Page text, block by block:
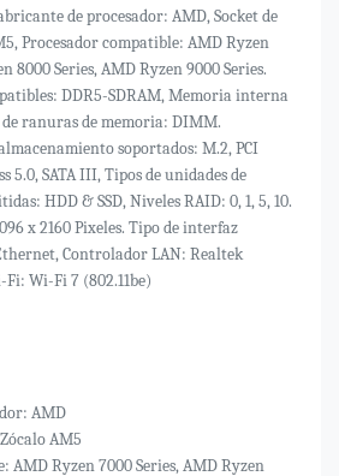
de procesador: AMD, Socket de
Procesador compatible: AMD Ryzen
8000 Series, AMD Ryzen 9000 Series.
DDR5-SDRAM, Memoria interna
ranuras de memoria: DIMM.
soportados: M.2, PCI
5.0, SATA III, Tipos de unidades de
HDD & SSD, Niveles RAID: 0, 1, 5, 10.
x 2160 Pixeles. Tipo de interfaz
Controlador LAN: Realtek
Wi-Fi 7 (802.11be)
AMD
AM5
AMD Ryzen 7000 Series, AMD Ryzen